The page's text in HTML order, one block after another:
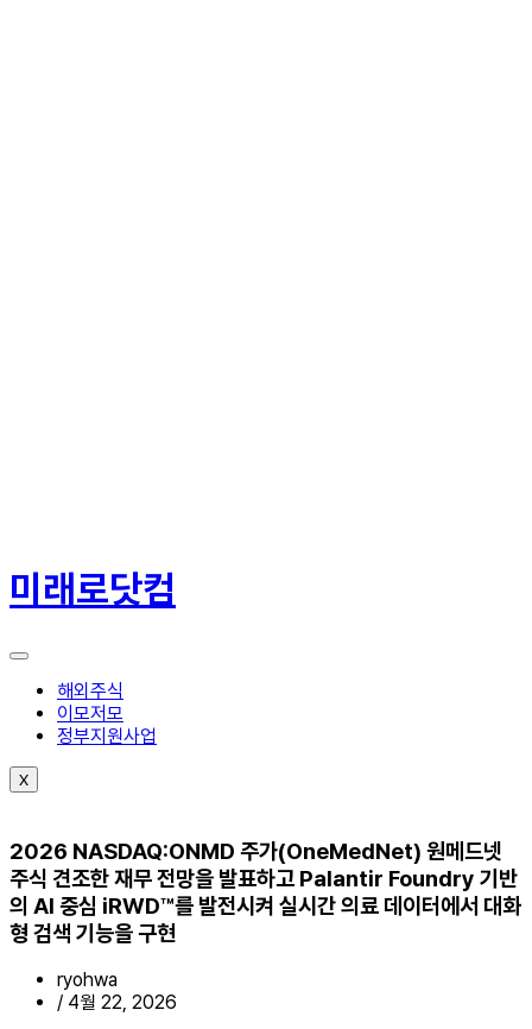
텐
츠
너
미래로닷컴
해외주식
이모저모
정부지원사업
X
2026 NASDAQ:ONMD 주가(OneMedNet) 원메드넷
주식 견조한 재무 전망을 발표하고 Palantir Foundry 기반
의 AI 중심 iRWD™를 발전시켜 실시간 의료 데이터에서 대화
형 검색 기능을 구현
ryohwa
/ 4월 22, 2026